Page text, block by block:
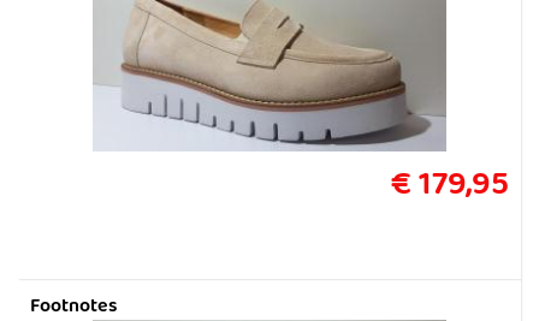
€ 179,95
Footnotes